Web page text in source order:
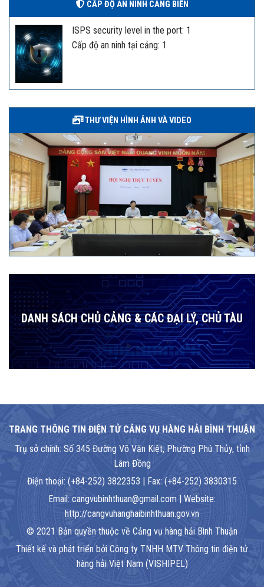
CẤP ĐỘ AN NINH CẢNG BIỂN
ISPS security level in the port: 1
Cấp độ an ninh tại cảng: 1
THƯ VIỆN HÌNH ẢNH VÀ VIDEO
DANH SÁCH CHỦ CẢNG & CÁC ĐẠI LÝ, CHỦ TÀU
TRANG THÔNG TIN ĐIỆN TỬ CẢNG VỤ HÀNG HẢI BÌNH THUẬN
Trụ sở chính: Số 345 Đường Võ Văn Kiệt, Phường Phú Thủy, tỉnh
Lâm Đồng
Điện thoại: (+84-252) 3822353 | Fax: (+84-252) 3830315
Email: cangvubinhthuan@gmail.com | Website:
http://cangvuhanghaibinhthuan.gov.vn
© 2021 Bản quyền thuộc về Cảng vụ hàng hải Bình Thuận
Thiết kế và phát triển bởi Công ty TNHH MTV Thông tin điện tử
hàng hải Việt Nam (VISHIPEL)